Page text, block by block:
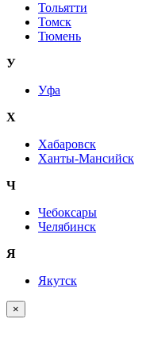
Тольятти
Томск
Тюмень
У
Уфа
Х
Хабаровск
Ханты-Мансийск
Ч
Чебоксары
Челябинск
Я
Якутск
×